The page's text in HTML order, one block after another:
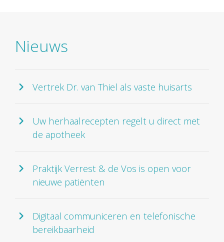
Nieuws
Vertrek Dr. van Thiel als vaste huisarts
Uw herhaalrecepten regelt u direct met
de apotheek
Praktijk Verrest & de Vos is open voor
nieuwe patiënten
Digitaal communiceren en telefonische
bereikbaarheid